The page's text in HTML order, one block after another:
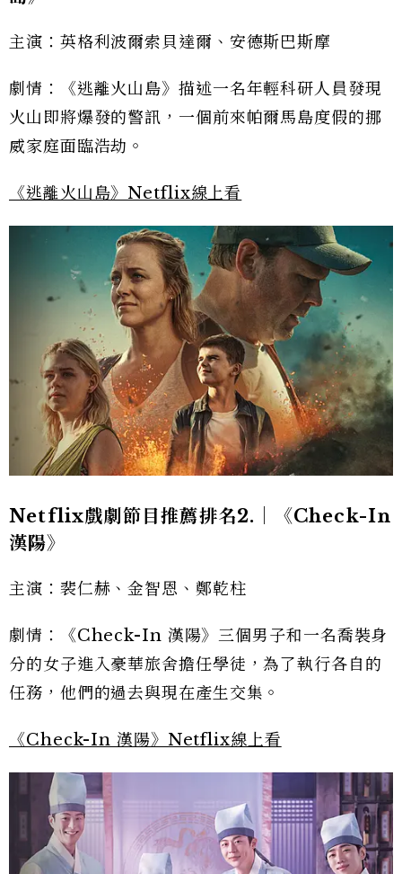
主演：英格利波爾索貝達爾、安德斯巴斯摩
劇情：《逃離火山島》描述一名年輕科研人員發現
火山即將爆發的警訊，一個前來帕爾馬島度假的挪
威家庭面臨浩劫。
《逃離火山島》Netflix線上看
Netflix戲劇節目推薦排名2.｜《Check-In
漢陽》
主演：裴仁赫、金智恩、鄭乾柱
劇情：《Check-In 漢陽》三個男子和一名喬裝身
分的女子進入豪華旅舍擔任學徒，為了執行各自的
任務，他們的過去與現在產生交集。
《Check-In 漢陽》Netflix線上看